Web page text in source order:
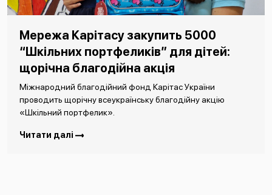
Мережа Карітасу закупить 5000
“Шкільних портфеликів” для дітей:
щорічна благодійна акція
Міжнародний благодійний фонд Карітас України
проводить щорічну всеукраїнську благодійну акцію
«Шкільний портфелик».
Читати далі